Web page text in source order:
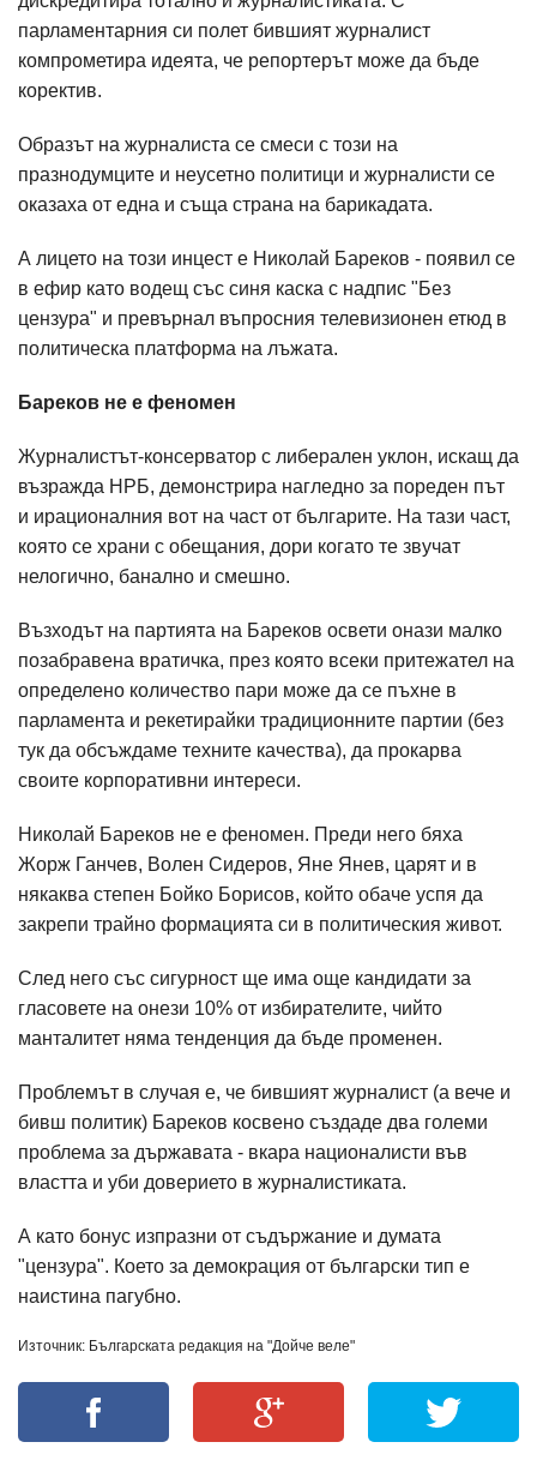
парламентарния си полет бившият журналист
компрометира идеята, че репортерът може да бъде
коректив.
Образът на журналиста се смеси с този на
празнодумците и неусетно политици и журналисти се
оказаха от една и съща страна на барикадата.
А лицето на този инцест е Николай Бареков - появил се
в ефир като водещ със синя каска с надпис "Без
цензура" и превърнал въпросния телевизионен етюд в
политическа платформа на лъжата.
Бареков не е феномен
Журналистът-консерватор с либерален уклон, искащ да
възражда НРБ, демонстрира нагледно за пореден път
и ирационалния вот на част от българите. На тази част,
която се храни с обещания, дори когато те звучат
нелогично, банално и смешно.
Възходът на партията на Бареков освети онази малко
позабравена вратичка, през която всеки притежател на
определено количество пари може да се пъхне в
парламента и рекетирайки традиционните партии (без
тук да обсъждаме техните качества), да прокарва
своите корпоративни интереси.
Николай Бареков не е феномен. Преди него бяха
Жорж Ганчев, Волен Сидеров, Яне Янев, царят и в
някаква степен Бойко Борисов, който обаче успя да
закрепи трайно формацията си в политическия живот.
След него със сигурност ще има още кандидати за
гласовете на онези 10% от избирателите, чийто
манталитет няма тенденция да бъде променен.
Проблемът в случая е, че бившият журналист (а вече и
бивш политик) Бареков косвено създаде два големи
проблема за държавата - вкара националисти във
властта и уби доверието в журналистиката.
А като бонус изпразни от съдържание и думата
"цензура". Което за демокрация от български тип е
наистина пагубно.
Източник: Българската редакция на "Дойче веле"